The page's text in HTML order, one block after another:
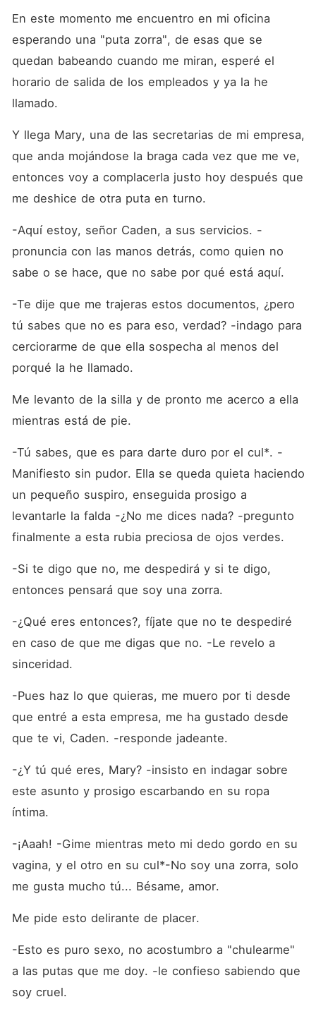
En este momento me encuentro en mi oficina
esperando una "puta zorra", de esas que se
quedan babeando cuando me miran, esperé el
horario de salida de los empleados y ya la he
llamado.
Y llega Mary, una de las secretarias de mi empresa,
que anda mojándose la braga cada vez que me ve,
entonces voy a complacerla justo hoy después que
me deshice de otra puta en turno.
-Aquí estoy, señor Caden, a sus servicios. -
pronuncia con las manos detrás, como quien no
sabe o se hace, que no sabe por qué está aquí.
-Te dije que me trajeras estos documentos, ¿pero
tú sabes que no es para eso, verdad? -indago para
cerciorarme de que ella sospecha al menos del
porqué la he llamado.
Me levanto de la silla y de pronto me acerco a ella
mientras está de pie.
-Tú sabes, que es para darte duro por el cul*. -
Manifiesto sin pudor. Ella se queda quieta haciendo
un pequeño suspiro, enseguida prosigo a
levantarle la falda -¿No me dices nada? -pregunto
finalmente a esta rubia preciosa de ojos verdes.
-Si te digo que no, me despedirá y si te digo,
entonces pensará que soy una zorra.
-¿Qué eres entonces?, fíjate que no te despediré
en caso de que me digas que no. -Le revelo a
sinceridad.
-Pues haz lo que quieras, me muero por ti desde
que entré a esta empresa, me ha gustado desde
que te vi, Caden. -responde jadeante.
-¿Y tú qué eres, Mary? -insisto en indagar sobre
este asunto y prosigo escarbando en su ropa
íntima.
-¡Aaah! -Gime mientras meto mi dedo gordo en su
vagina, y el otro en su cul*-No soy una zorra, solo
me gusta mucho tú... Bésame, amor.
Me pide esto delirante de placer.
-Esto es puro sexo, no acostumbro a "chulearme"
a las putas que me doy. -le confieso sabiendo que
soy cruel.